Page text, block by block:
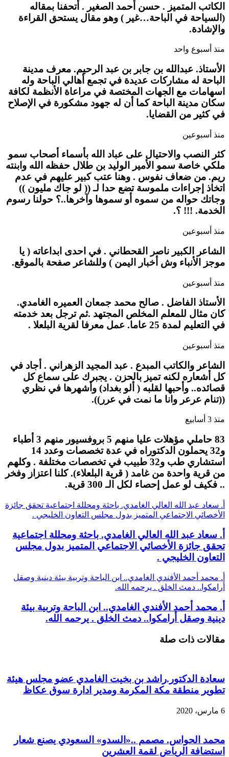
الكاتب المتميز . حسن أحمد الصغير . أتحفنا بمقاله
(السياحة في الباحة…غير ) وهو مقال يستحق القراءة
والإشادة.
منذ أسبوع واحد
الأستاذ. عبدالله بن جابر بن عبد الرحيم. معرف مدينة
الباحة له مشاركات عديدة في تجمع أهالي الباحة وله
اسهامات مع الجهات المختصة في مراعاة الأنظمة لكافة
سكان مدينة الباحة كما أن له جهود مشكورة في الإصلاح
في كثير من القضايا.
منذ أسبوعين
كثر النصب والاحتيال على عباد الله بأسماء أصحاب سمو
ملكي خاصة سمو الأمير الوليد بن طلال حفظه الله وابنته
ريم. من ضعاف نفوس . وهنا عتب كبير عليهم في عدم
اتخاذ إجراءات ملموسة تضع حدا لـ (( لو جاك مليون ))
وجاتك حواله من سموه أو سموها وآخرها..؟ حولنا رسوم
الخدمة. !!! ؟.
منذ أسبوعين
الشاعر الكبير ناصر القحطاني . في احدى ابداعاته ( يا
موجز الأنباء وش أخبار اليمن ) وللشاعر صفحة بالموقع.
منذ أسبوعين
الأستاذ الفاضل . صالح محمد جمعان العميره الغامدي.
كان مثال للمعلم المخلص المجتهد .ثم ترجل بعد خدمته
في التعليم لمدة 25 عاما. عمل معرفا لقرية البلعلا .
منذ أسبوعين
الشاعر والكاتب المبدع . عبد المجيد الزهراني . أجاد في
كل أشعاره لكنه تميز بالحزن . يجبرك على سماع كل
قصائده.. وأحبها لقلبه ( ألو بغداد) وأشهرها في نظري
((تنام عرعر وانا ما نمت في عرر)).
منذ 3 أسابيع
83 حاملي مؤهلات عليا منهم 5 بروفسيور منهم 3 أطباء
و32 يحملون الدكتوراه في عدة تخصصات وعدد 14
استشاري طب و32 طبيب في تخصصات مختلفة . وكلهم
من قرية واحدة من غامد ( قرية البلعلاء). كلنا اعتزاز وفخر
.. فكيف لو عمل إحصاء لكل الـ 300 قرية.
أ. سعاد عبد الله العالي الغامدي. باحثة ومحللة اجتماعية تحقق جائزة
الأخصائي الاجتماعي المتميز بدول مجلس التعاون الخليجي .
أ. سعاد عبد الله العالي الغامدي. باحثة ومحللة اجتماعية
تحقق جائزة الأخصائي الاجتماعي المتميز بدول مجلس
التعاون الخليجي .
أ. محمد أحمد الأفندي الغامدي.. ابن الباحة وتربية بيئة دينية وصقل
أرامكوا.. دمث الخلق . يرحمه الله.
أ. محمد أحمد الأفندي الغامدي.. ابن الباحة وتربية بيئة
دينية وصقل أرامكوا.. دمث الخلق . يرحمه الله.
مقالات ذات صلة
سعادة الدكتور.راشد بن بخيت الغامدي عضو مجلس هيئة
تطوير منطقة مكة المكرمة ومدير ادارة سوق عكاظ
6 مارس، 2020
محمد الحواس. مصمم ..«السدو» السعودي يصنع شعار
استضافة الرياض لقمة العشرين